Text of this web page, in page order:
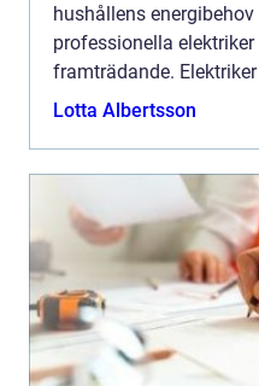
hushållens
professionella
framträdande.
installerar sladdar; de är
Lotta Albertsson